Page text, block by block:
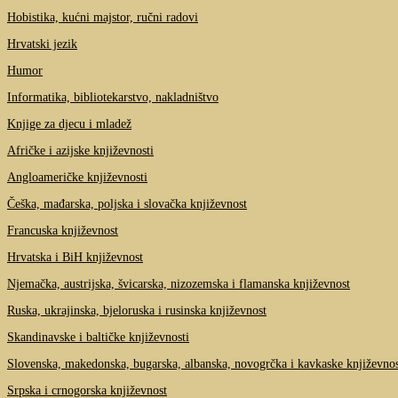
Hobistika, kućni majstor, ručni radovi
Hrvatski jezik
Humor
Informatika, bibliotekarstvo, nakladništvo
Knjige za djecu i mladež
Afričke i azijske književnosti
Angloameričke književnosti
Češka, mađarska, poljska i slovačka književnost
Francuska književnost
Hrvatska i BiH književnost
Njemačka, austrijska, švicarska, nizozemska i flamanska književnost
Ruska, ukrajinska, bjeloruska i rusinska književnost
Skandinavske i baltičke književnosti
Slovenska, makedonska, bugarska, albanska, novogrčka i kavkaske
Srpska i crnogorska književnost